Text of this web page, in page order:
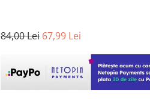
84,00 Lei 67,99 Lei